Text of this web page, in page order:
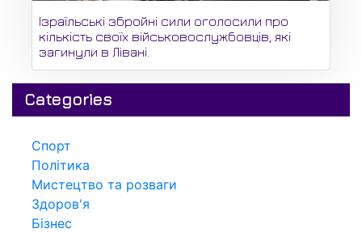
Ізраїльські збройні сили оголосили про
кількість своїх військовослужбовців, які
загинули в Лівані.
Categories
Спорт
Політика
Мистецтво та розваги
Здоров'я
Бізнес